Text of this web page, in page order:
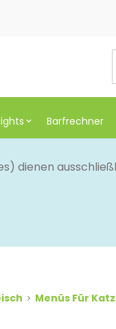
Barfrechner
dienen
Menüs Für